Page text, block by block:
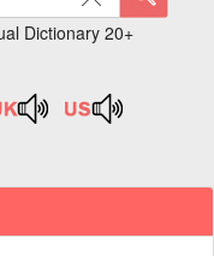
Dictionary 20+